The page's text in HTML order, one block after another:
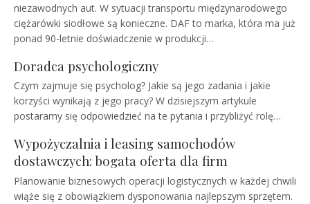
niezawodnych aut. W sytuacji transportu międzynarodowego
ciężarówki siodłowe są konieczne. DAF to marka, która ma już
ponad 90-letnie doświadczenie w produkcji…
Doradca psychologiczny
Czym zajmuje się psycholog? Jakie są jego zadania i jakie
korzyści wynikają z jego pracy? W dzisiejszym artykule
postaramy się odpowiedzieć na te pytania i przybliżyć rolę…
Wypożyczalnia i leasing samochodów
dostawczych: bogata oferta dla firm
Planowanie biznesowych operacji logistycznych w każdej chwili
wiąże się z obowiązkiem dysponowania najlepszym sprzętem.